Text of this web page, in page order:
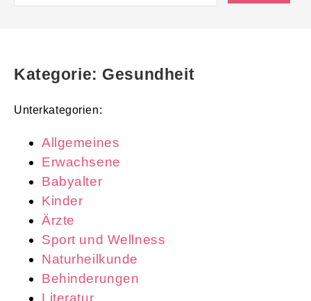
Kategorie: Gesundheit
Unterkategorien:
Allgemeines
Erwachsene
Babyalter
Kinder
Ärzte
Sport und Wellness
Naturheilkunde
Behinderungen
Literatur